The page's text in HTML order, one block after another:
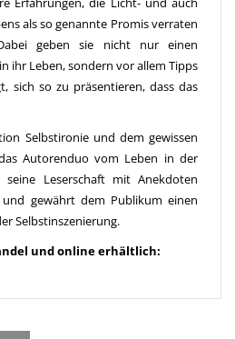
als so genannte Promis verraten
geben sie nicht nur einen
ihr Leben, sondern vor allem Tipps
sich so zu präsentieren, dass das
Selbstironie und dem gewissen
Autorenduo vom Leben in der
Leserschaft mit Anekdoten
und gewährt dem Publikum einen
Selbstinszenierung.
und online erhältlich: